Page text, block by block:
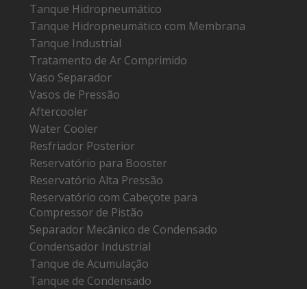
Tanque Hidropneumático
Tanque Hidropneumático com Membrana
Tanque Industrial
Tratamento de Ar Comprimido
Vaso Separador
Vasos de Pressão
Aftercooler
Water Cooler
Resfriador Posterior
Reservatório para Booster
Reservatório Alta Pressão
Reservatório com Cabeçote para
Compressor de Pistão
Separador Mecânico de Condensado
Condensador Industrial
Tanque de Acumulação
Tanque de Condensado